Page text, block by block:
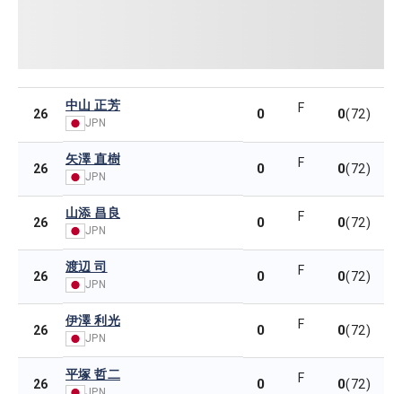
26
中山 正芳
JPN
0 F 0(72)
26
矢澤 直樹
JPN 0 F 0(72)
26
山添 昌良
JPN 0 F 0(72)
26
渡辺 司
JPN 0 F 0(72)
26
伊澤 利光
JPN 0 F 0(72)
26
平塚 哲二
0 F 0(72)